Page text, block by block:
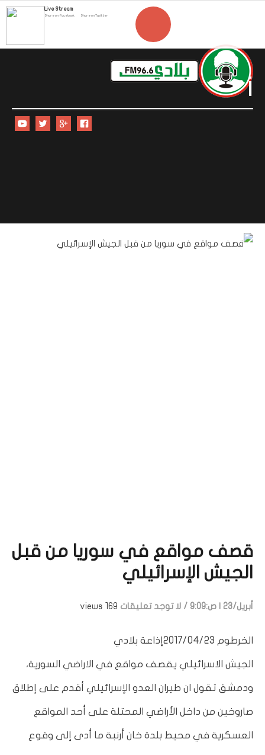
i
قصف مواقع في سوريا من قبل
الجيش الإسرائيلي
أبريل/23 | ص:9:09 / لا توجد تعليقات 169 views
الخرطوم 2017/04/23إذاعة بلادي
الجيش الاسرائيلي يقصف مواقع في الاراضي السورية،
ودمشق تقول ان طيران العدو الإسرائيلي أقدم على إطلاق
صاروخين من داخل الأراضي المحتلة على أحد المواقع
العسكرية في محيط بلدة خان أرنبة ما أدى إلى وقوع
Live Stream
Share on Facebook Share on Twitter